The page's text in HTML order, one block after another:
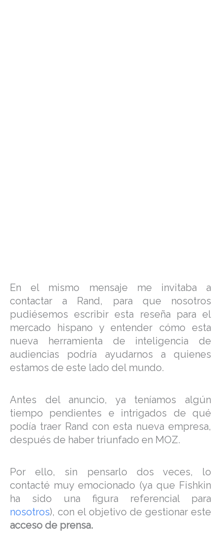
En el mismo mensaje me invitaba a
contactar a Rand, para que nosotros
pudiésemos escribir esta reseña para el
mercado hispano y entender cómo esta
nueva herramienta de inteligencia de
audiencias podría ayudarnos a quienes
estamos de este lado del mundo.
Antes del anuncio, ya teníamos algún
tiempo pendientes e intrigados de qué
podía traer Rand con esta nueva empresa,
después de haber triunfado en MOZ.
Por ello, sin pensarlo dos veces, lo
contacté muy emocionado (ya que Fishkin
ha sido una figura referencial para
nosotros), con el objetivo de gestionar este
acceso de prensa.